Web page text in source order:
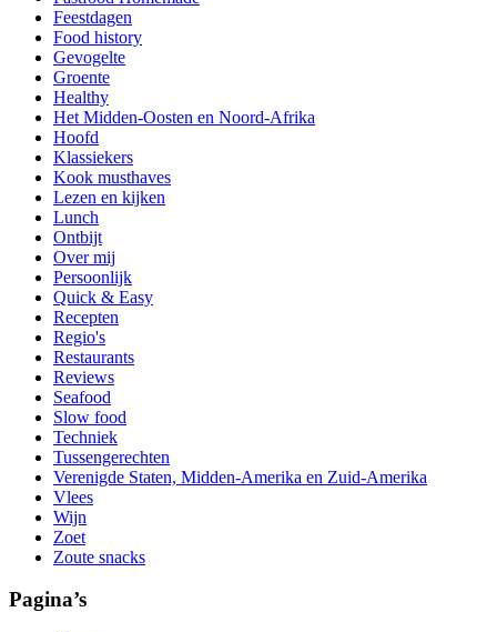
Feestdagen
Food history
Gevogelte
Groente
Healthy
Het Midden-Oosten en Noord-Afrika
Hoofd
Klassiekers
Kook musthaves
Lezen en kijken
Lunch
Ontbijt
Over mij
Persoonlijk
Quick & Easy
Recepten
Regio's
Restaurants
Reviews
Seafood
Slow food
Techniek
Tussengerechten
Verenigde Staten, Midden-Amerika en Zuid-Amerika
Vlees
Wijn
Zoet
Zoute snacks
Pagina’s